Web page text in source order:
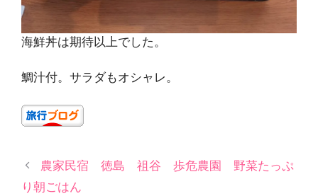
海鮮丼は期待以上でした。
鯛汁付。サラダもオシャレ。
農家民宿 徳島 祖谷 歩危農園 野菜たっぷ
り朝ごはん